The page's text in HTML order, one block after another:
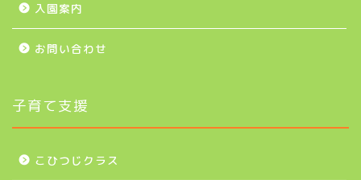
入園案内
お問い合わせ
子育て支援
こひつじクラス